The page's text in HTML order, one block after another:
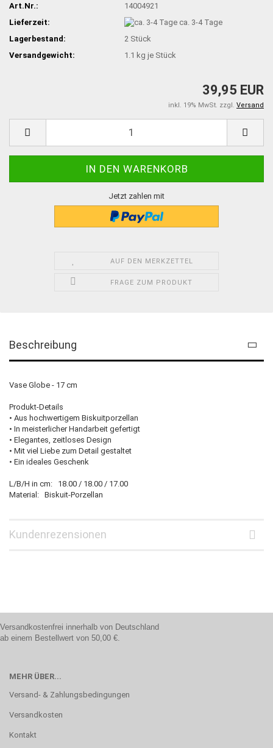
Art.Nr.:
14004921
Lieferzeit:
ca. 3-4 Tage
Lagerbestand:
2 Stück
Versandgewicht:
1.1 kg je Stück
39,95 EUR
inkl. 19% MwSt. zzgl. Versand
Jetzt zahlen mit
AUF DEN MERKZETTEL
FRAGE ZUM PRODUKT
Beschreibung
Vase Globe - 17 cm
Produkt-Details
• Aus hochwertigem Biskuitporzellan
• In meisterlicher Handarbeit gefertigt
• Elegantes, zeitloses Design
• Mit viel Liebe zum Detail gestaltet
• Ein ideales Geschenk
L/B/H in cm: 18.00 / 18.00 / 17.00
Material: Biskuit-Porzellan
Kundenrezensionen
Versandkostenfrei innerhalb von Deutschland
ab einem Bestellwert von 50,00 €.
MEHR ÜBER...
Versand- & Zahlungsbedingungen
Versandkosten
Kontakt